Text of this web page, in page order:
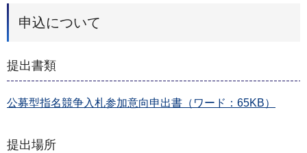
申込について
提出書類
公募型指名競争入札参加意向申出書（ワード：65KB）
提出場所